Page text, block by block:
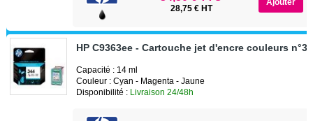
28,75 € HT
HP C9363ee - Cartouche jet d'encre couleurs
Capacité : 14 ml
Couleur : Cyan - Magenta - Jaune
Disponibilité : Livraison 24/48h